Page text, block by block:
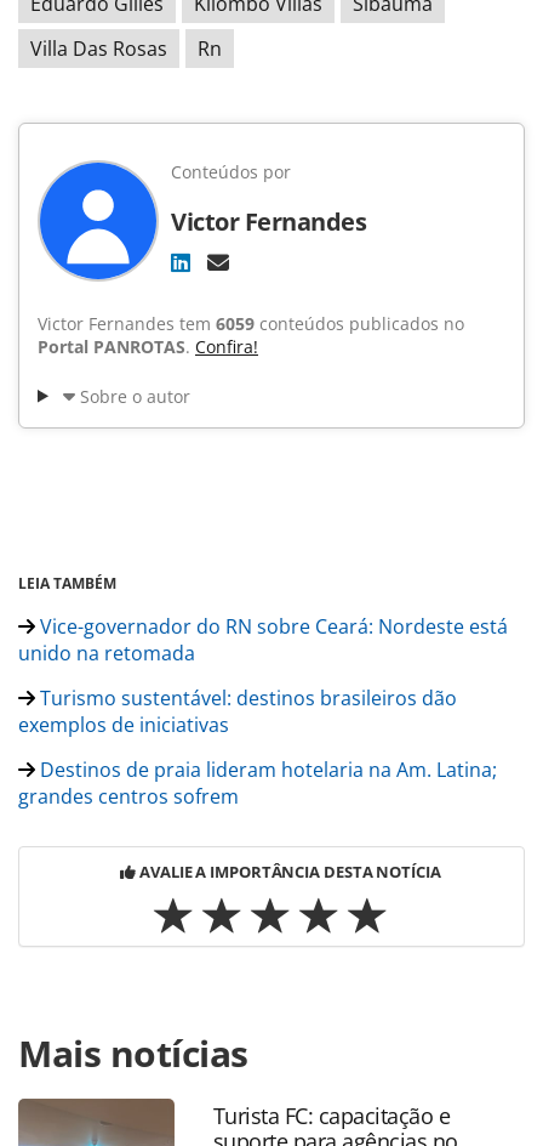
Villa Das Rosas
Rn
Conteúdos por
Victor Fernandes
Victor Fernandes tem 6059 conteúdos publicados no
Portal PANROTAS. Confira!
Sobre o autor
LEIA TAMBÉM
Vice-governador do RN sobre Ceará: Nordeste está
unido na retomada
Turismo sustentável: destinos brasileiros dão
exemplos de iniciativas
Destinos de praia lideram hotelaria na Am. Latina;
grandes centros sofrem
AVALIE A IMPORTÂNCIA DESTA NOTÍCIA
https://www.panrotas.com.br/hotelaria/investimentos/
villas-em-sibauma-rn-passa-por-renovacao_183574.html ou
as ferramentas oferecidas na página. Todo o conteúdo
produzido pela PANROTAS Editora é protegido pela
Mais notícias
Turista FC: capacitação e